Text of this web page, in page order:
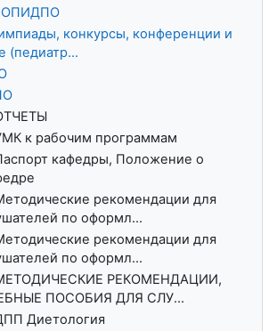
конкурсы, конференции и
(педиатр...
к рабочим программам
кафедры, Положение о
рекомендации для
по оформл...
рекомендации для
по оформл...
РЕКОМЕНДАЦИИ,
ПОСОБИЯ ДЛЯ СЛУ...
Диетология